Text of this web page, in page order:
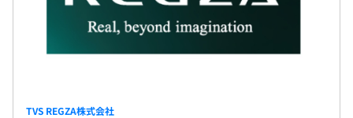
TVS REGZA株式会社​